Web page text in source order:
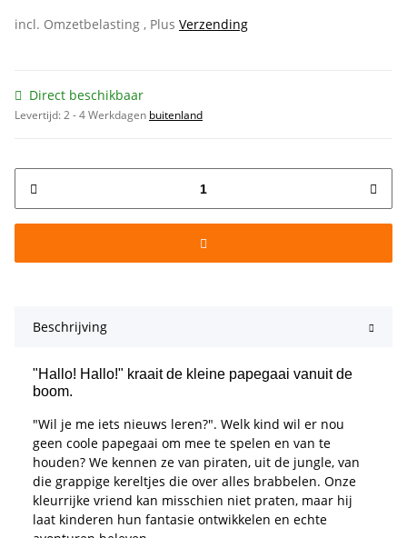
incl. Omzetbelasting , Plus Verzending
Direct beschikbaar
Levertijd:2 - 4 Werkdagen buitenland
Beschrijving
"Hallo! Hallo!" kraait de kleine papegaai vanuit de
boom.
"Wil je me iets nieuws leren?". Welk kind wil er nou
geen coole papegaai om mee te spelen en van te
houden? We kennen ze van piraten, uit de jungle, van
die grappige kereltjes die over alles brabbelen. Onze
kleurrijke vriend kan misschien niet praten, maar hij
laat kinderen hun fantasie ontwikkelen en echte